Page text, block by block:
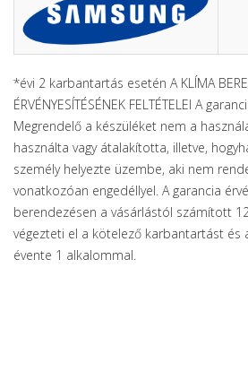
*évi 2 karbantartás esetén A KLÍMA
ÉRVÉNYESÍTÉSÉNEK FELTÉTELEI A
Megrendelő a készüléket nem a
használta vagy átalakította, illetve,
személy helyezte üzembe, aki nem
vonatkozóan engedéllyel. A garancia
berendezésen a vásárlástól számított
végezteti el a kötelező karbantartást és
évente 1 alkalommal.